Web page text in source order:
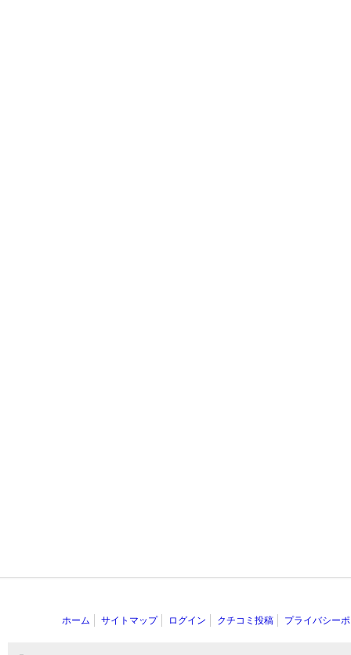
ホーム サイトマップ ログイン クチコミ投稿 プライバシー